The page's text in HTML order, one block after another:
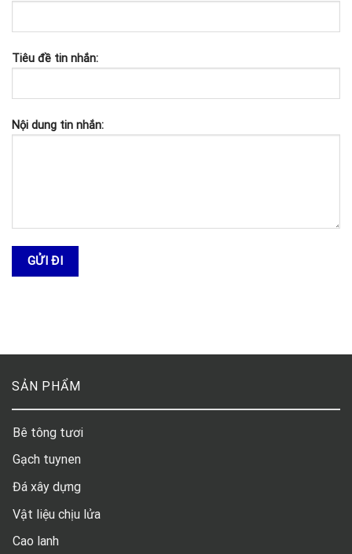
Tiêu đề tin nhắn:
Nội dung tin nhắn:
SẢN PHẨM
Bê tông tươi
Gạch tuynen
Đá xây dựng
Vật liệu chịu lửa
Cao lanh